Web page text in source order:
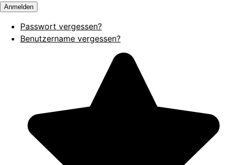
Anmelden
Passwort vergessen?
Benutzername vergessen?